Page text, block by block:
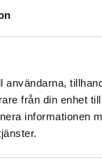
från din enhet
informationen